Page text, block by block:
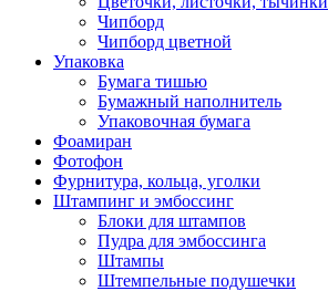
Чипборд
Чипборд цветной
Упаковка
Бумага тишью
Бумажный наполнитель
Упаковочная бумага
Фоамиран
Фотофон
Фурнитура, кольца, уголки
Штампинг и эмбоссинг
Блоки для штампов
Пудра для эмбоссинга
Штампы
Штемпельные подушечки